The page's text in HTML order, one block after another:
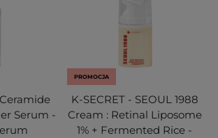
Serum -
PROMOCJA
K-SECRET - SEOUL 1988
Cream : Retinal Liposome
1% + Fermented Rice -